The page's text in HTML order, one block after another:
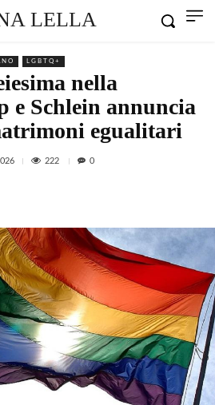
LELLA
LGBTQ+
nella
e Schlein annuncia
egualitari
222 0